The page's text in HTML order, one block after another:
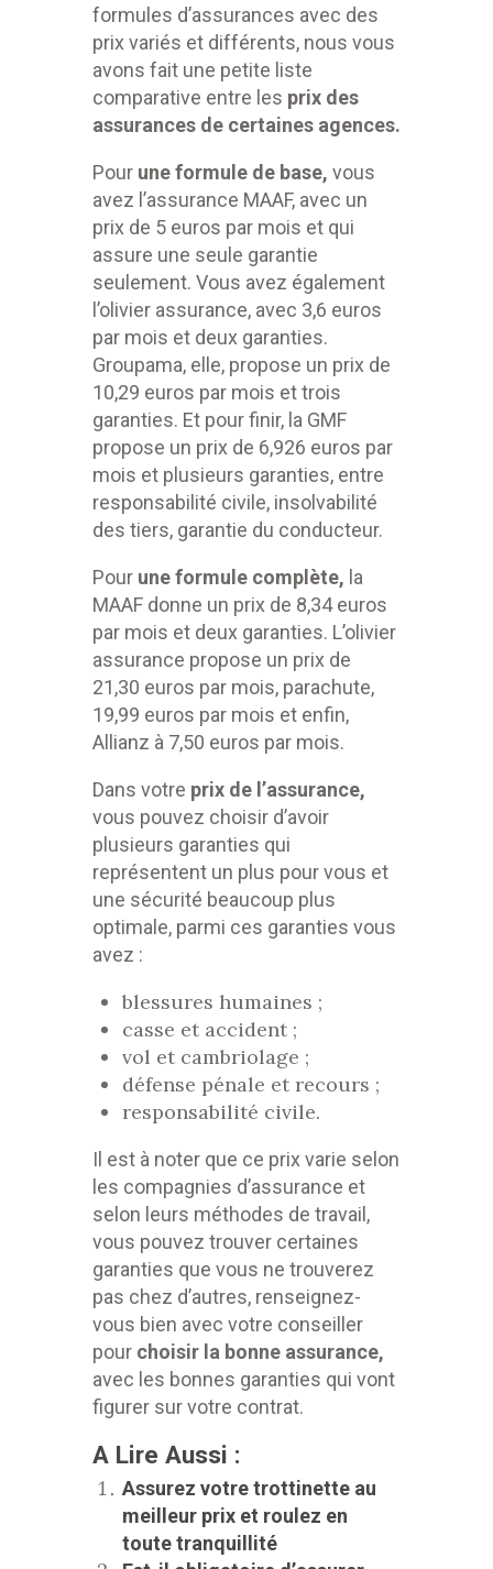
formules d’assurances avec des
prix variés et différents, nous vous
avons fait une petite liste
comparative entre les prix des
assurances de certaines agences.
Pour une formule de base, vous
avez l’assurance MAAF, avec un
prix de 5 euros par mois et qui
assure une seule garantie
seulement. Vous avez également
l’olivier assurance, avec 3,6 euros
par mois et deux garanties.
Groupama, elle, propose un prix de
10,29 euros par mois et trois
garanties. Et pour finir, la GMF
propose un prix de 6,926 euros par
mois et plusieurs garanties, entre
responsabilité civile, insolvabilité
des tiers, garantie du conducteur.
Pour une formule complète, la
MAAF donne un prix de 8,34 euros
par mois et deux garanties. L’olivier
assurance propose un prix de
21,30 euros par mois, parachute,
19,99 euros par mois et enfin,
Allianz à 7,50 euros par mois.
Dans votre prix de l’assurance,
vous pouvez choisir d’avoir
plusieurs garanties qui
représentent un plus pour vous et
une sécurité beaucoup plus
optimale, parmi ces garanties vous
avez :
blessures humaines ;
casse et accident ;
vol et cambriolage ;
défense pénale et recours ;
responsabilité civile.
Il est à noter que ce prix varie selon
les compagnies d’assurance et
selon leurs méthodes de travail,
vous pouvez trouver certaines
garanties que vous ne trouverez
pas chez d’autres, renseignez-
vous bien avec votre conseiller
pour choisir la bonne assurance,
avec les bonnes garanties qui vont
figurer sur votre contrat.
A Lire Aussi :
Assurez votre trottinette au
meilleur prix et roulez en
toute tranquillité